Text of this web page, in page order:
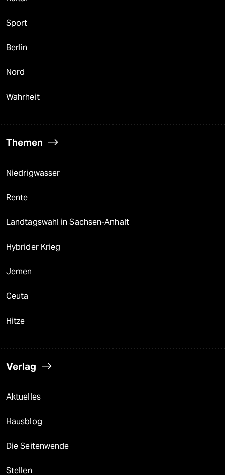
Sport
Berlin
Nord
Wahrheit
Themen
Niedrigwasser
Rente
Landtagswahl in Sachsen-Anhalt
Hybrider Krieg
Jemen
Ceuta
Hitze
Verlag
Aktuelles
Hausblog
Die Seitenwende
Stellen